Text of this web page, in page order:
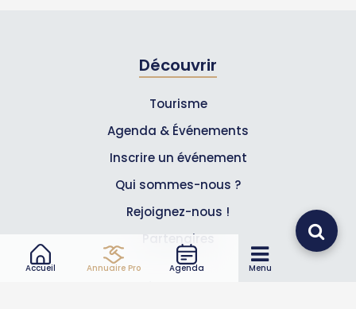
Accueil Annuaire Pro Agenda Menu
Découvrir
Tourisme
Agenda & Événements
Inscrire un événement
Qui sommes-nous ?
Rejoignez-nous !
Partenaires